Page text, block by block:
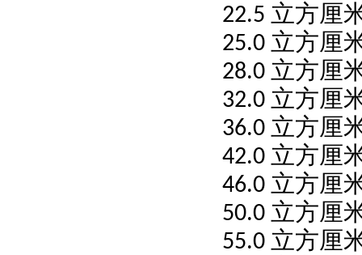
22.5 立方厘
25.0 立方厘
28.0 立方厘
32.0 立方厘
36.0 立方厘
42.0 立方厘
46.0 立方厘
50.0 立方厘
55.0 立方厘